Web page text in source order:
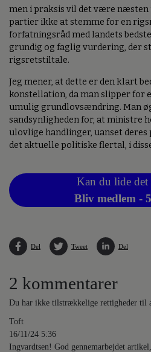
men i praksis vil det være
partier ikke at stemme for en
forfatningsråd med landets
grundig og faglig vurdering, der
rigsretstiltale.
Jeg mener, at dette er den klart
konstellation, da man slipper for
umulig grundlovsændring. Man
sandsynligheden for, at ministre
ulovlige handlinger, uanset
det aktuelle politiske flertal, i
Kan du lide det
Bliv medlem -
Del Tweet Del
2 kommentarer
Du har ikke tilstrækkelige rettigheder til
Toft
16/11/24 5:36
Ingvardtsen! God gennemarbejdet